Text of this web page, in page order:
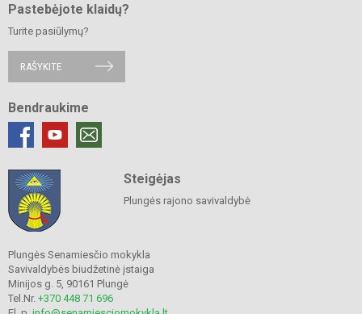
Pastebėjote klaidų?
Turite pasiūlymų?
RAŠYKITE
Bendraukime
Steigėjas
Plungės rajono savivaldybė
Plungės Senamiesčio mokykla
Savivaldybės biudžetinė įstaiga
Minijos g. 5, 90161 Plungė
Tel.Nr. +370 448 71 696